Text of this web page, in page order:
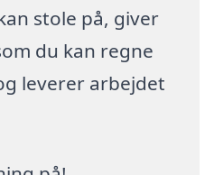
stole på, giver
du kan regne
leverer arbejdet